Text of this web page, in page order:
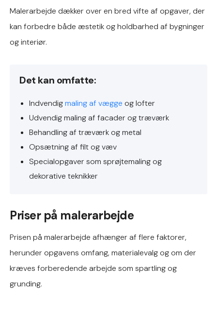
Malerarbejde dækker over en bred vifte af opgaver, der
kan forbedre både æstetik og holdbarhed af bygninger
og interiør.
Det kan omfatte:
Indvendigmaling af vægge og lofter
Udvendig maling af facader og træværk
Behandling af træværk og metal
Opsætning af filt og væv
Specialopgaver som sprøjtemaling og
dekorative teknikker
Priser på malerarbejde
Prisen på malerarbejde afhænger af flere faktorer,
herunder opgavens omfang, materialevalg og om der
kræves forberedende arbejde som spartling og
grunding.